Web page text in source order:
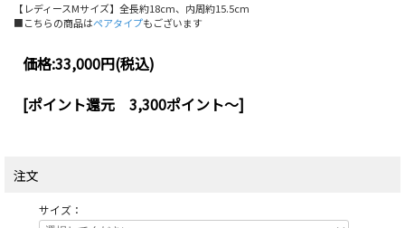
【レディースMサイズ】全長約18cm、内周約15.5cm
■こちらの商品はペアタイプもございます
価格:33,000円(税込)
[ポイント還元 3,300ポイント～]
注文
サイズ：